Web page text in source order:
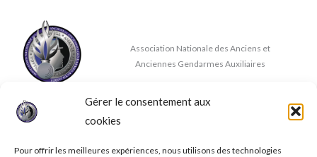
Gérer le consentement aux
cookies
Pour offrir les meilleures expériences, nous utilisons des technologies
Association Nationale des Anciens et
Anciennes Gendarmes Auxiliaires
Nous contacter
11 rue de la Doux, 86140 DOUSSAY